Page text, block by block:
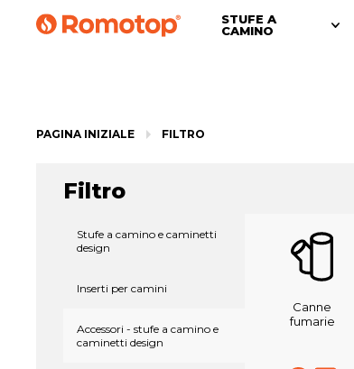
STUFE A
CAMINO
PAGINA INIZIALE FILTRO
Filtro
Stufe a camino e caminetti
design
Inserti per camini
Accessori - stufe a camino e
caminetti design
Canne
fumarie